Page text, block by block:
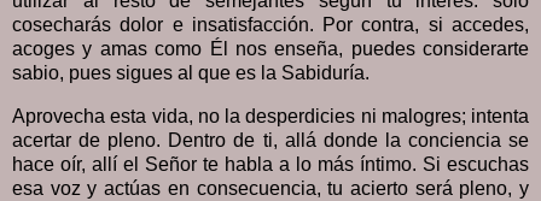
cosecharás dolor e insatisfacción. Por contra, si accedes,
acoges y amas como Él nos enseña, puedes considerarte
sabio, pues sigues al que es la Sabiduría.
Aprovecha esta vida, no la desperdicies ni malogres; intenta
acertar de pleno. Dentro de ti, allá donde la conciencia se
hace oír, allí el Señor te habla a lo más íntimo. Si escuchas
esa voz y actúas en consecuencia, tu acierto será pleno, y